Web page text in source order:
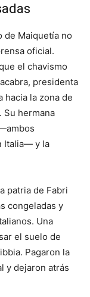
de Maiquetía no
oficial.
el chavismo
presidenta
hacia la zona de
Su hermana
Italia— y la
patria de Fabri
congeladas y
Una
el suelo de
Pagaron la
y dejaron atrás